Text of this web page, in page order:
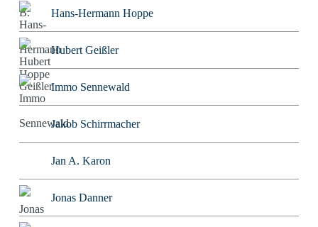
Hans-Hermann Hoppe
Hubert Geißler
Immo Sennewald
Jakob Schirrmacher
Jan A. Karon
Jonas Danner